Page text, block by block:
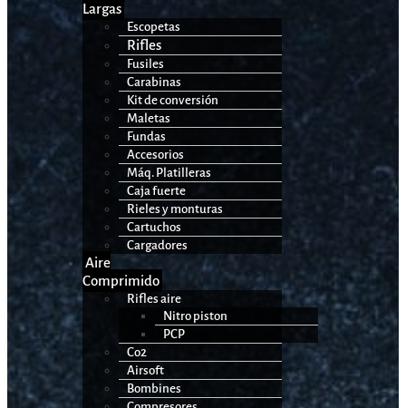
Largas
Escopetas
Rifles
Fusiles
Carabinas
Kit de conversión
Maletas
Fundas
Accesorios
Máq. Platilleras
Caja fuerte
Rieles y monturas
Cartuchos
Cargadores
Aire
Comprimido
Rifles aire
Nitro piston
PCP
Co2
Airsoft
Bombines